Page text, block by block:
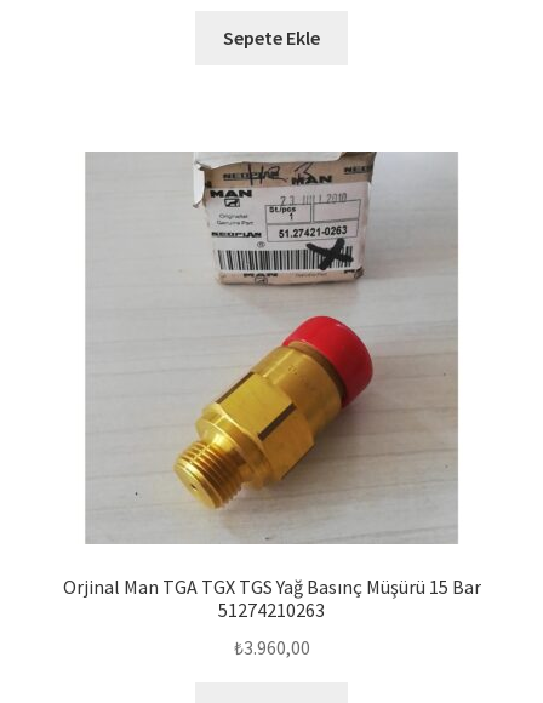
Sepete Ekle
Orjinal Man TGA TGX TGS Yağ Basınç Müşürü 15 Bar
51274210263
₺3.960,00